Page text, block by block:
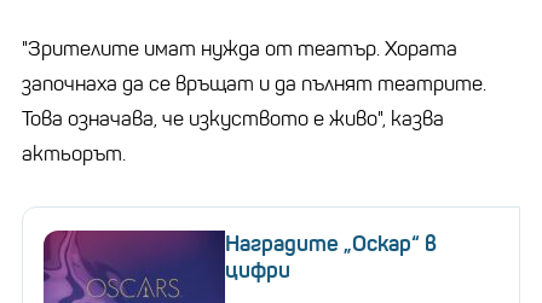
"Зрителите имат нужда от театър. Хората
започнаха да се връщат и да пълнят театрите.
Това означава, че изкуството е живо", казва
актьорът.
Наградите „Оскар“ в
цифри